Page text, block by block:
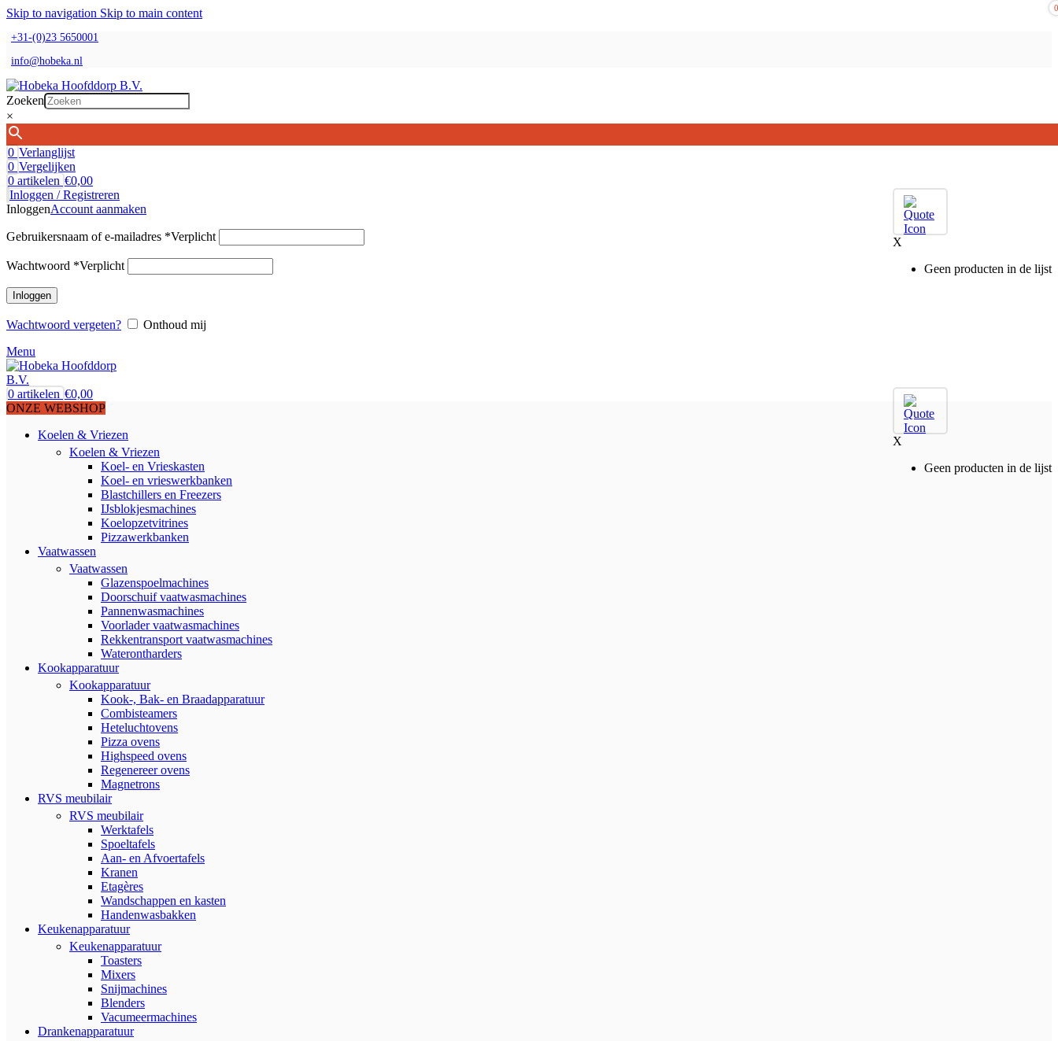
Skip to navigation Skip to main content
+31-(0)23 5650001
info@hobeka.nl
Zoeken
×
0 Verlanglijst
0 Vergelijken
0 artikelen €0,00
0
X
Geen producten in de lijst
Inloggen / Registreren
InloggenAccount aanmaken
Gebruikersnaam of e-mailadres *Verplicht
Wachtwoord *Verplicht
Inloggen
Wachtwoord vergeten?
Onthoud mij
Menu
0
X
Geen producten in de lijst
0 artikelen €0,00
ONZE WEBSHOP
Koelen & Vriezen
Koelen & Vriezen
Koel- en Vrieskasten
Koel- en vrieswerkbanken
Blastchillers en Freezers
IJsblokjesmachines
Koelopzetvitrines
Pizzawerkbanken
Vaatwassen
Vaatwassen
Glazenspoelmachines
Doorschuif vaatwasmachines
Pannenwasmachines
Voorlader vaatwasmachines
Rekkentransport vaatwasmachines
Waterontharders
Kookapparatuur
Kookapparatuur
Kook-, Bak- en Braadapparatuur
Combisteamers
Heteluchtovens
Pizza ovens
Highspeed ovens
Regenereer ovens
Magnetrons
RVS meubilair
RVS meubilair
Werktafels
Spoeltafels
Aan- en Afvoertafels
Kranen
Etagères
Wandschappen en kasten
Handenwasbakken
Keukenapparatuur
Keukenapparatuur
Toasters
Mixers
Snijmachines
Blenders
Vacumeermachines
Drankenapparatuur